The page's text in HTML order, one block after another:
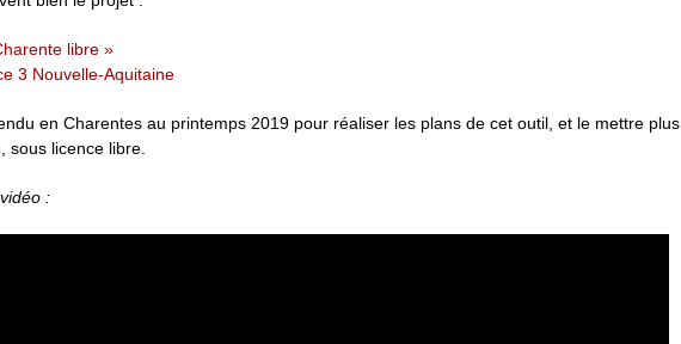
libre »
3 Nouvelle-Aquitaine
en Charentes au printemps 2019 pour réaliser les plans de cet outil, et le mettre plus
sous licence libre.
: